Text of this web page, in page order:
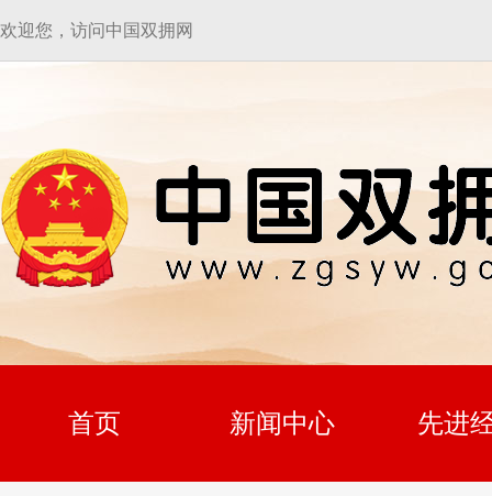
欢迎您，访问中国双拥网
首页 新闻中心 先进